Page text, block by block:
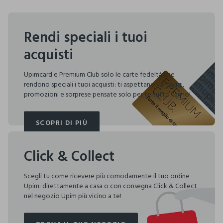
Rendi speciali i tuoi
acquisti
Upimcard e Premium Club solo le carte fedeltà che
rendono speciali i tuoi acquisti: ti aspettano vantaggi,
promozioni e sorprese pensate solo per te tutto l'anno!
SCOPRI DI PIÙ
SCOPRI DI PIÙ
Click & Collect
Scegli tu come ricevere più comodamente il tuo ordine
Upim: direttamente a casa o con consegna Click & Collect
nel negozio Upim più vicino a te!